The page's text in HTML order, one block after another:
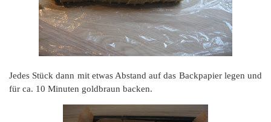
Jedes Stück dann mit etwas Abstand auf das Backpapier legen und
für ca. 10 Minuten goldbraun backen.